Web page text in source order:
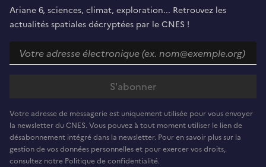
Ariane 6, sciences, climat, exploration... Retrouvez les
actualités spatiales décryptées par le CNES !
Votre adresse de messagerie est uniquement utilisée pour vous envoyer
la newsletter du CNES. Vous pouvez à tout moment utiliser le lien de
désabonnement intégré dans la newsletter. Pour en savoir plus sur la
gestion de vos données personnelles et pour exercer vos droits,
consultez notre Politique de confidentialité.